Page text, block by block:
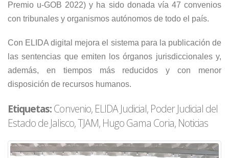
Premio u-GOB 2022) y ha sido donada vía 47 convenios
con tribunales y organismos autónomos de todo el país.
Con ELIDA digital mejora el sistema para la publicación de
las sentencias que emiten los órganos jurisdiccionales y,
además, en tiempos más reducidos y con menor
disposición de recursos humanos.
Etiquetas:Convenio, ELIDA Judicial, Poder Judicial del
Estado de Jalisco, TJAM, Hugo Gama Coria, Noticias